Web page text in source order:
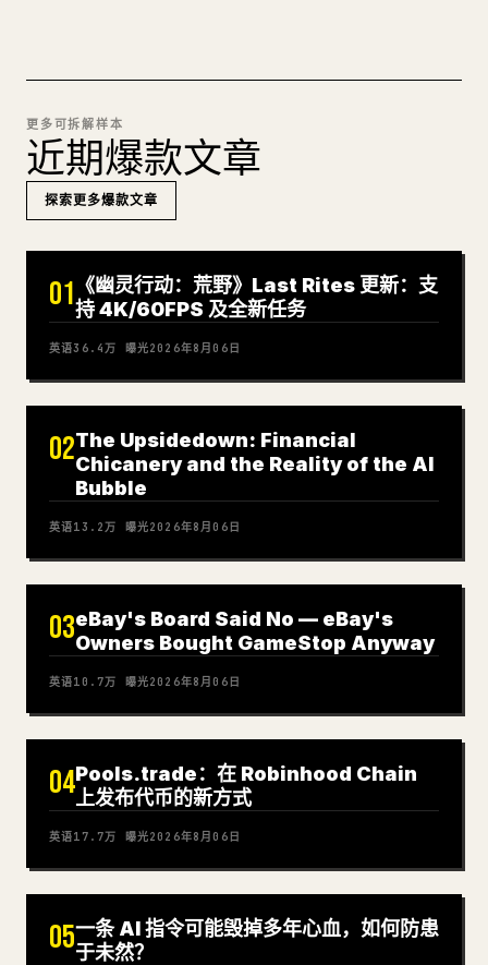
更多可拆解样本
近期爆款文章
探索更多爆款文章
01 《幽灵行动：荒野》Last Rites 更新：支
持 4K/60FPS 及全新任务
英语36.4万 曝光2026年8月06日
02The Upsidedown: Financial
Chicanery and the Reality of the AI
Bubble
英语13.2万 曝光2026年8月06日
03eBay's Board Said No — eBay's
Owners Bought GameStop Anyway
英语10.7万 曝光2026年8月06日
04Pools.trade：在 Robinhood Chain
上发布代币的新方式
英语17.7万 曝光2026年8月06日
05一条 AI 指令可能毁掉多年心血，如何防患
于未然？